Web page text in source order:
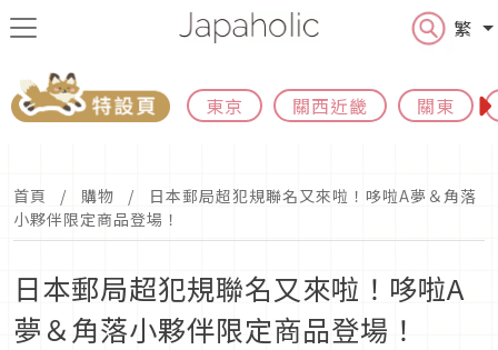
繁
東京 關西近畿 關東
首頁 購物
日本郵局超犯規聯名又來啦！哆啦A夢＆角落
小夥伴限定商品登場！
日本郵局超犯規聯名又來啦！哆啦A
夢＆角落小夥伴限定商品登場！